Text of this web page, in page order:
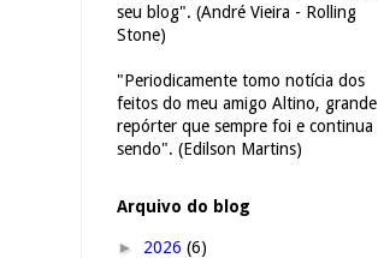
seu blog". (André Vieira - Rolling
Stone)
"Periodicamente tomo notícia dos
feitos do meu amigo Altino, grande
repórter que sempre foi e continua
sendo". (Edilson Martins)
Arquivo do blog
► 2026 (6)